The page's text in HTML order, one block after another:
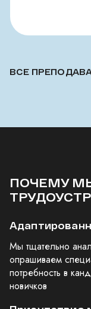
ВСЕ
ПОЧЕМУ
Мы тщательно
опрашиваем
потребность в
новичков